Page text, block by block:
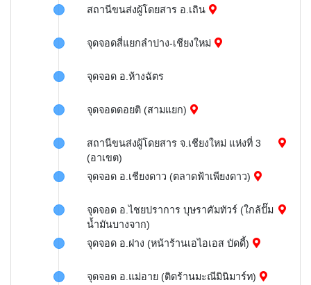
สถานีขนส่งผู้โดยสาร อ.เถิน
จุดจอดสี่แยกลำปาง-เชียงใหม่
จุดจอด อ.ห้างฉัตร
จุดจอดดอยติ (สามแยก)
สถานีขนส่งผู้โดยสาร จ.เชียงใหม่ แห่งที่ 3
(อาเขต)
จุดจอด อ.เชียงดาว (ตลาดฟ้าเพียงดาว)
จุดจอด อ.ไชยปราการ บุษราคัมทัวร์ (ใกล้ปั๊ม
น้ำมันบางจาก)
จุดจอด อ.ฝาง (หน้าร้านเอไอเอส บัดดี้)
จุดจอด อ.แม่อาย (ติดร้านมะณีมินิมาร์ท)